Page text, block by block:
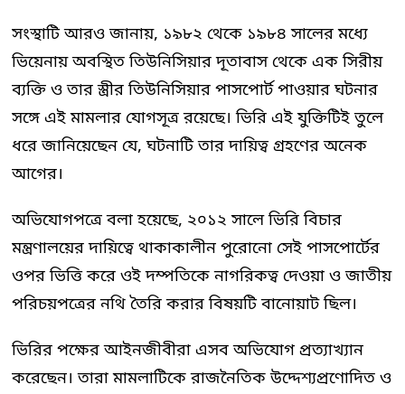
সংস্থাটি আরও জানায়, ১৯৮২ থেকে ১৯৮৪ সালের মধ্যে
ভিয়েনায় অবস্থিত তিউনিসিয়ার দূতাবাস থেকে এক সিরীয়
ব্যক্তি ও তার স্ত্রীর তিউনিসিয়ার পাসপোর্ট পাওয়ার ঘটনার
সঙ্গে এই মামলার যোগসূত্র রয়েছে। ভিরি এই যুক্তিটিই তুলে
ধরে জানিয়েছেন যে, ঘটনাটি তার দায়িত্ব গ্রহণের অনেক
আগের।
অভিযোগপত্রে বলা হয়েছে, ২০১২ সালে ভিরি বিচার
মন্ত্রণালয়ের দায়িত্বে থাকাকালীন পুরোনো সেই পাসপোর্টের
ওপর ভিত্তি করে ওই দম্পতিকে নাগরিকত্ব দেওয়া ও জাতীয়
পরিচয়পত্রের নথি তৈরি করার বিষয়টি বানোয়াট ছিল।
ভিরির পক্ষের আইনজীবীরা এসব অভিযোগ প্রত্যাখ্যান
করেছেন। তারা মামলাটিকে রাজনৈতিক উদ্দেশ্যপ্রণোদিত ও